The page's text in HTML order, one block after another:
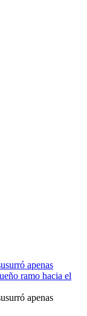
apenas
ramo hacia el
apenas